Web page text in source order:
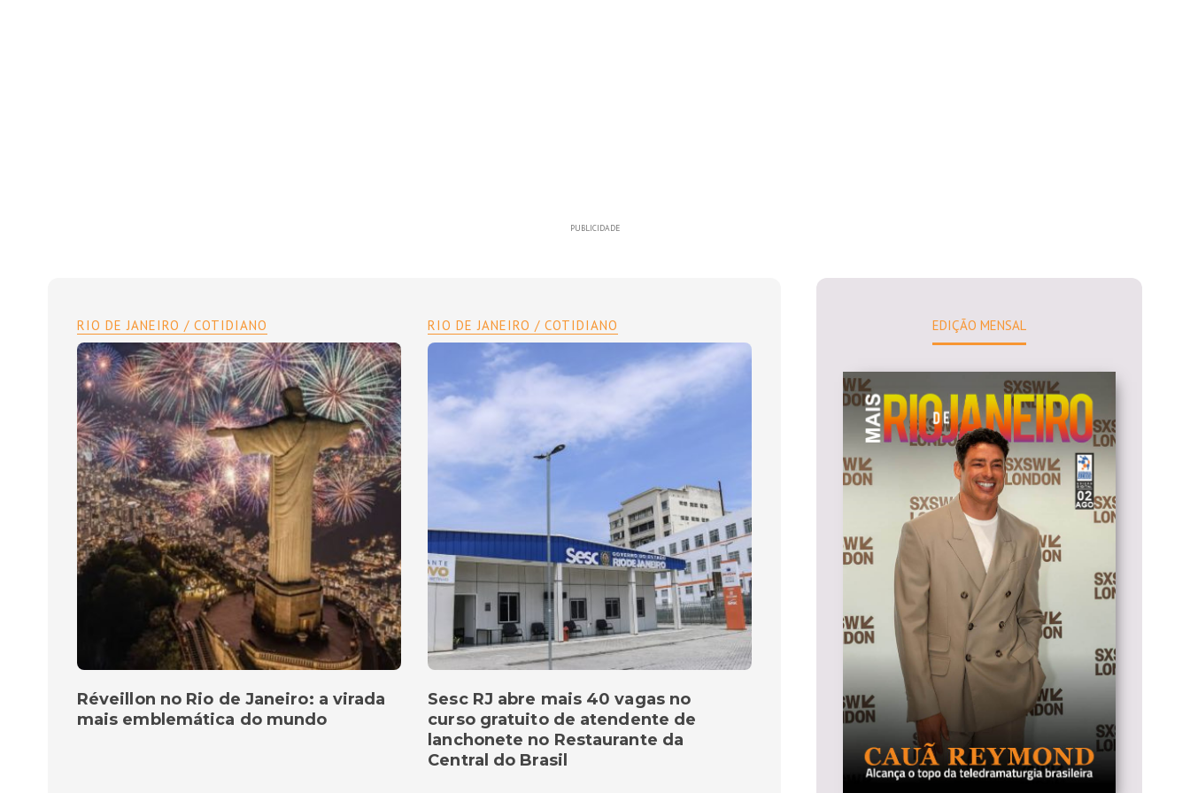
PUBLICIDADE
RIO DE JANEIRO / COTIDIANO
Sesc RJ abre mais 40 vagas no
curso gratuito de atendente de
lanchonete no Restaurante da
Central do Brasil
RIO DE JANEIRO / COTIDIANO
Réveillon no Rio de Janeiro: a virada
mais emblemática do mundo
EDIÇÃO MENSAL